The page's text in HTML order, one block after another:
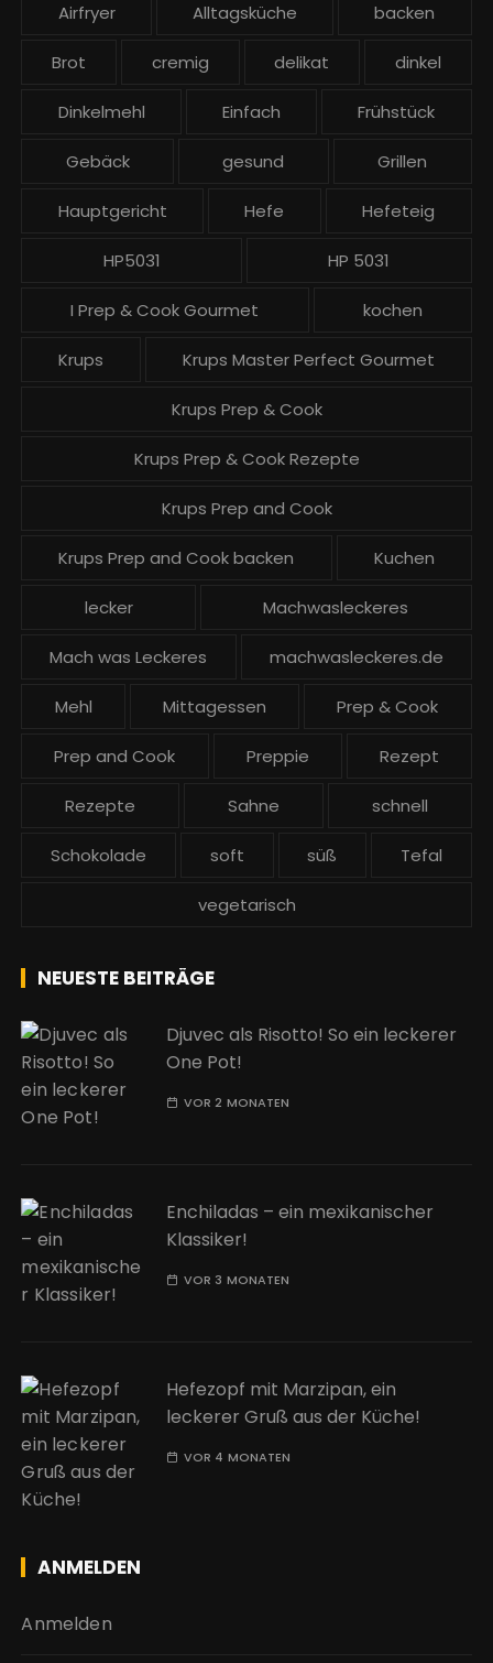
Airfryer Alltagsküche backen
Brot cremig delikat dinkel
Dinkelmehl Einfach Frühstück
Gebäck gesund Grillen
Hauptgericht Hefe Hefeteig
HP5031 HP 5031
I Prep & Cook Gourmet kochen
Krups Krups Master Perfect Gourmet
Krups Prep & Cook
Krups Prep & Cook Rezepte
Krups Prep and Cook
Krups Prep and Cook backen Kuchen
lecker Machwasleckeres
Mach was Leckeres machwasleckeres.de
Mehl Mittagessen Prep & Cook
Prep and Cook Preppie Rezept
Rezepte Sahne schnell
Schokolade soft süß Tefal
vegetarisch
NEUESTE BEITRÄGE
Djuvec als Risotto! So ein leckerer
One Pot!
VOR 2 MONATEN
Enchiladas – ein mexikanischer
Klassiker!
VOR 3 MONATEN
Hefezopf mit Marzipan, ein
leckerer Gruß aus der Küche!
VOR 4 MONATEN
ANMELDEN
Anmelden